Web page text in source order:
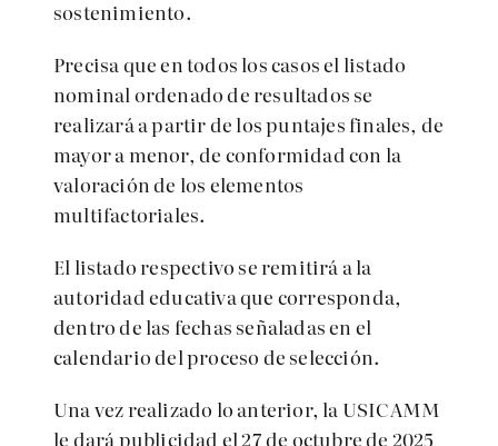
sostenimiento.
Precisa que en todos los casos el listado
nominal ordenado de resultados se
realizará a partir de los puntajes finales, de
mayor a menor, de conformidad con la
valoración de los elementos
multifactoriales.
El listado respectivo se remitirá a la
autoridad educativa que corresponda,
dentro de las fechas señaladas en el
calendario del proceso de selección.
Una vez realizado lo anterior, la USICAMM
le dará publicidad el 27 de octubre de 2025